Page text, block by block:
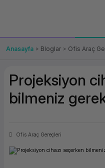
Çözümleri
Bağlantı
Ürünler
Paketi
Anasayfa Bloglar Ofis Araç
Projeksiyon
bilmeniz
Ofis Araç Gereçleri